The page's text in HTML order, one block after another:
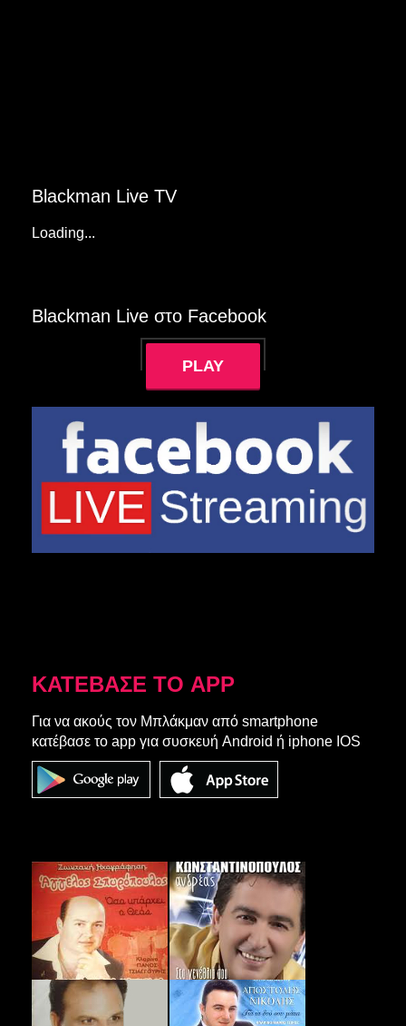
Blackman Live TV
Loading...
Blackman Live στο Facebook
PLAY
ΚΑΤΕΒΑΣΕ ΤΟ APP
Για να ακούς τον Μπλάκμαν από smartphone
κατέβασε το app για συσκευή Android ή iphone IOS